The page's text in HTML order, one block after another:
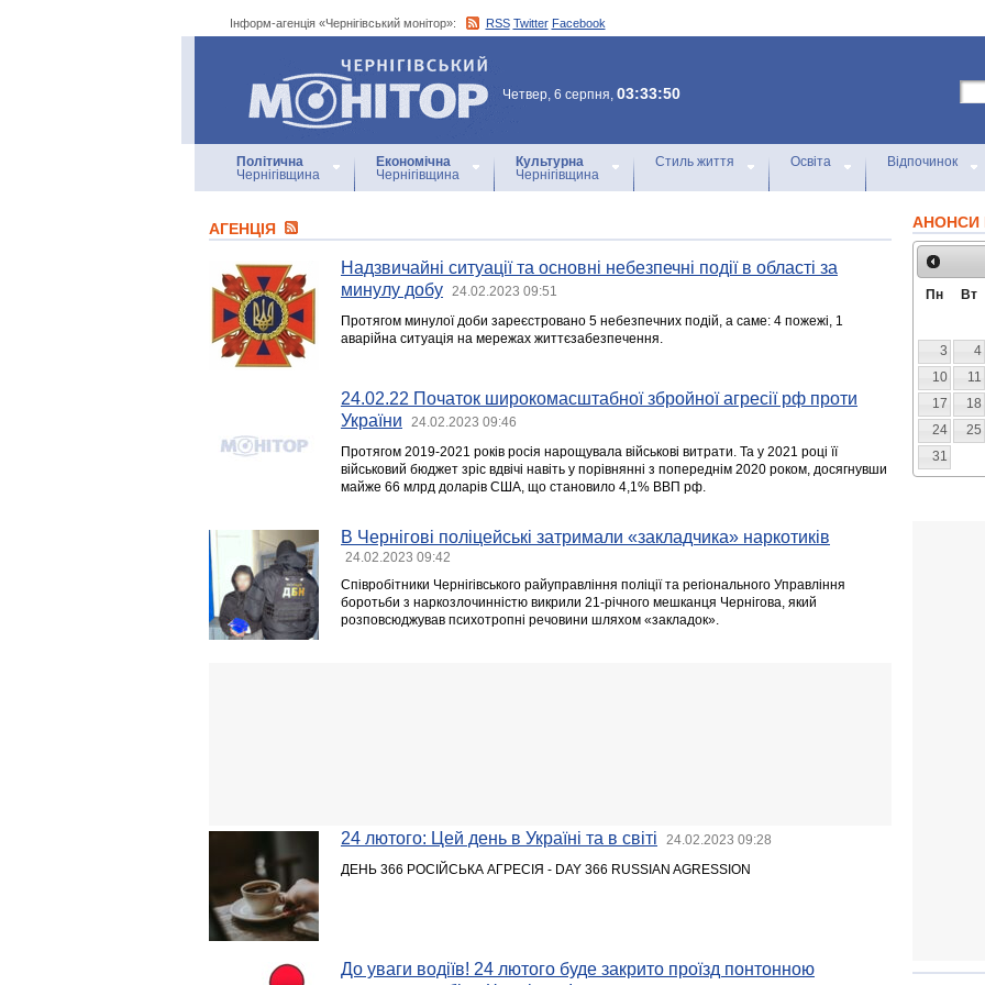
Інформ-агенція «Чернігівський монітор»: RSS Twitter Facebook
Інформ-агенція
«Чернігівський монітор»
Четвер, 6 серпня, 03:33:50
Політична
Чернігівщина
Економічна
Чернігівщина
Культурна
Чернігівщина
Стиль життя Освіта Відпочинок
АГЕНЦIЯ
Надзвичайні ситуації та основні небезпечні події в області за
минулу добу
24.02.2023 09:51
Протягом минулої доби зареєстровано 5 небезпечних подій, а саме: 4 пожежі, 1
аварійна ситуація на мережах життєзабезпечення.
24.02.22 Початок широкомасштабної збройної агресії рф проти
України
24.02.2023 09:46
Протягом 2019-2021 років росія нарощувала військові витрати. Та у 2021 році її
військовий бюджет зріс вдвічі навіть у порівнянні з попереднім 2020 роком, досягнувши
майже 66 млрд доларів США, що становило 4,1% ВВП рф.
В Чернігові поліцейські затримали «закладчика» наркотиків
24.02.2023 09:42
Співробітники Чернігівського райуправління поліції та регіонального Управління
боротьби з наркозлочинністю викрили 21-річного мешканця Чернігова, який
розповсюджував психотропні речовини шляхом «закладок».
24 лютого: Цей день в Україні та в світі 24.02.2023 09:28
ДЕНЬ 366 РОСІЙСЬКА АГРЕСІЯ - DAY 366 RUSSIAN AGRESSION
До уваги водіїв! 24 лютого буде закрито проїзд понтонною
АНОНСИ
Пн Вт
3
4
10
11
17
18
24
25
31